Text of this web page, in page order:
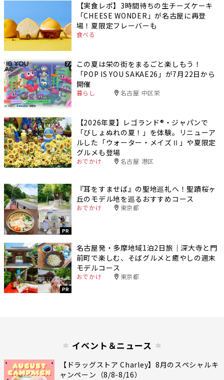
【実食レポ】3時間待ちの生チーズケーキ
「CHEESE WONDER」が名古屋に再登
場！夏限定フレーバーも
食べる
この夏は栄の街をまるごと楽しもう！
「POP IS YOU SAKAE26」が7月22日から
開催
暮らし 名古屋 中区栄
【2026年夏】レゴランド®・ジャパンで
「びしょぬれの夏！」を体験。リニューア
ルした「ウォーター・メイズⅡ」や夏限定
グルメも登場
おでかけ 名古屋 港区
PR
『耳をすませば』の聖地巡礼へ！聖蹟桜ヶ
丘のモデル地を巡るおすすめコース
おでかけ 東京都
PR
名古屋発・多摩地域1泊2日旅｜深大寺と門
前町で楽しむ、そばグルメと癒やしの週末
モデルコース
おでかけ 東京都
イベント＆ニュース
【ドラッグストア Charley】8月のスペシャルキ
ャンペーン（8/8-8/16）